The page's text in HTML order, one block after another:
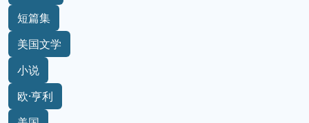
短篇集
美国文学
小说
欧·亨利